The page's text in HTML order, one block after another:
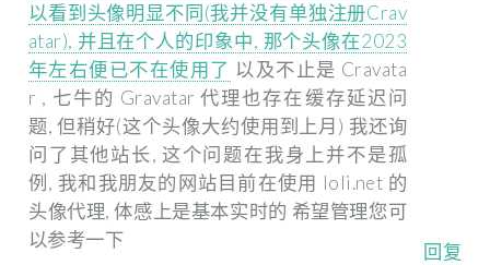
以看到头像明显不同(我并没有单独注册Crav
atar), 并且在个人的印象中, 那个头像在2023
年左右便已不在使用了 以及不止是 Cravata
r , 七牛的 Gravatar 代理也存在缓存延迟问
题, 但稍好(这个头像大约使用到上月) 我还询
问了其他站长, 这个问题在我身上并不是孤
例, 我和我朋友的网站目前在使用 loli.net 的
头像代理, 体感上是基本实时的 希望管理您可
以参考一下
回复